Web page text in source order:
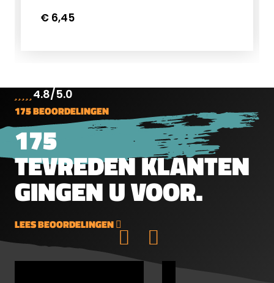
plinken. De kogeltjes hebben een
€ 6,45
4.8/5.0
175 BEOORDELINGEN
175
TEVREDEN KLANTEN
GINGEN U VOOR.
LEES BEOORDELINGEN